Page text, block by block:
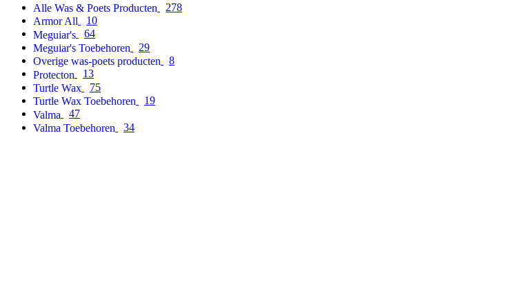
Alle Was & Poets Producten
278
Armor All
10
Meguiar's
64
Meguiar's Toebehoren
29
Overige was-poets producten
8
Protecton
13
Turtle Wax
75
Turtle Wax Toebehoren
19
Valma
47
Valma Toebehoren
34